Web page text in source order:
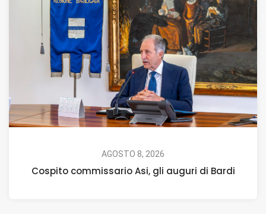
AGOSTO 8, 2026
Cospito commissario Asi, gli auguri di Bardi